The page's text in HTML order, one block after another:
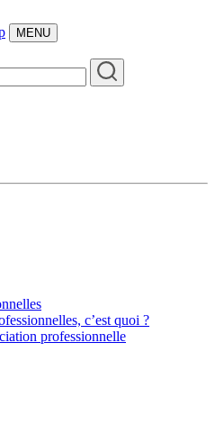
MENU
c’est quoi ?
professionnelle